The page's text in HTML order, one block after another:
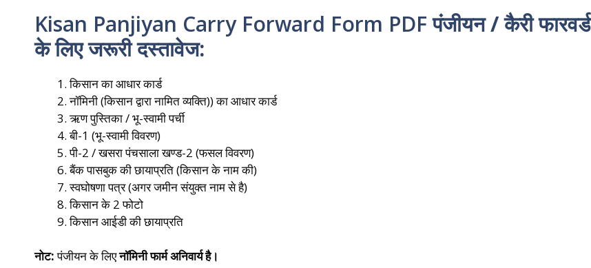
Kisan Panjiyan Carry Forward Form PDFपंजीयन / कैरी फारवर्ड
के लिए जरूरी दस्तावेज:
किसान का आधार कार्ड
नॉमिनी (किसान द्वारा नामित व्यक्ति)) का आधार कार्ड
ऋण पुस्तिका / भू-स्वामी पर्ची
बी-1 (भू-स्वामी विवरण)
पी-2 / खसरा पंचसाला खण्ड-2 (फसल विवरण)
बैंक पासबुक की छायाप्रति (किसान के नाम की)
स्वघोषणा पत्र (अगर जमीन संयुक्त नाम से है)
किसान के 2 फोटो
किसान आईडी की छायाप्रति
नोट:पंजीयन के लिएनॉमिनी फार्म अनिवार्य है।